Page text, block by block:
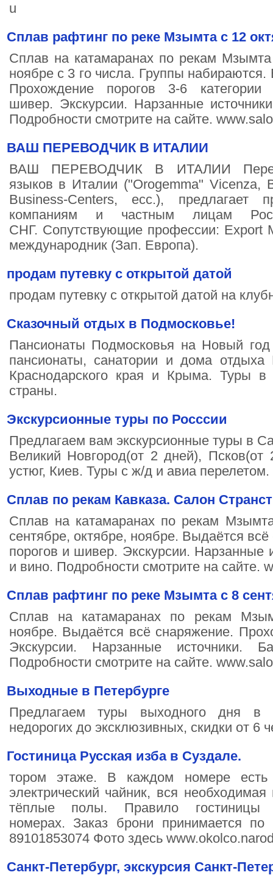
u
Сплав рафтинг по реке Мзымта с 12
Сплав на катамаранах по рекам
ноябре с 3 го числа. Группы
Прохождение порогов 3-6 категории
шивер. Экскурсии. Нарзанные
Подробности смотрите на сайте.
ВАШ ПЕРЕВОДЧИК В ИТАЛИИ
ВАШ ПЕРЕВОДЧИК В ИТАЛИИ
языков в Италии ("Orogemma" Vicenza,
Business-Centers, ecc.), предлагает
компаниям и частным лицам
СНГ. Сопутствующие профессии: Export
международник (Зап. Европа).
продам путевку с открытой датой
продам путевку с открытой датой на
Сказочный отдых в Подмосковье!
Пансионаты Подмосковья на Новый
пансионаты, санатории и дома отдыха
Краснодарского края и Крыма. Туры
страны.
Экскурсионные туры по Росссии
Предлагаем вам экскурсионные туры в
Великий Новгород(от 2 дней), Псков(от
устюг, Киев. Туры с ж/д и авиа перелетом.
Сплав по рекам Кавказа. Салон
Сплав на катамаранах по рекам
сентябре, октябре, ноябре. Выдаётся
порогов и шивер. Экскурсии.
и вино. Подробности смотрите на сайте.
Сплав рафтинг по реке Мзымта с 8
Сплав на катамаранах по рекам
ноябре. Выдаётся всё снаряжение.
Экскурсии. Нарзанные
Подробности смотрите на сайте.
Выходные в Петербурге
Предлагаем туры выходного дня в
недорогих до эксклюзивных, скидки от 6
Гостиница Русская изба в Суздале.
тором этаже. В каждом номере есть
электрический чайник, вся
тёплые полы. Правило гостиницы
номерах. Заказ брони принимается по
89101853074 Фото здесь
Санкт-Петербург, экскурсия Санкт-